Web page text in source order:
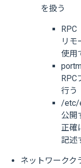
を扱う
RPC
リモ
使用
RPC
行う
/etc/
公開
正確
記述
ネットワークク